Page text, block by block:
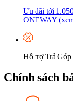
Ưu đãi tới
ONEWAY
Hỗ trợ Trả
Chính sách